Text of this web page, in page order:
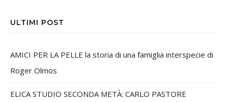
ULTIMI POST
AMICI PER LA PELLE la storia di una famiglia interspecie di
Roger Olmos
ELICA STUDIO SECONDA METÀ: CARLO PASTORE